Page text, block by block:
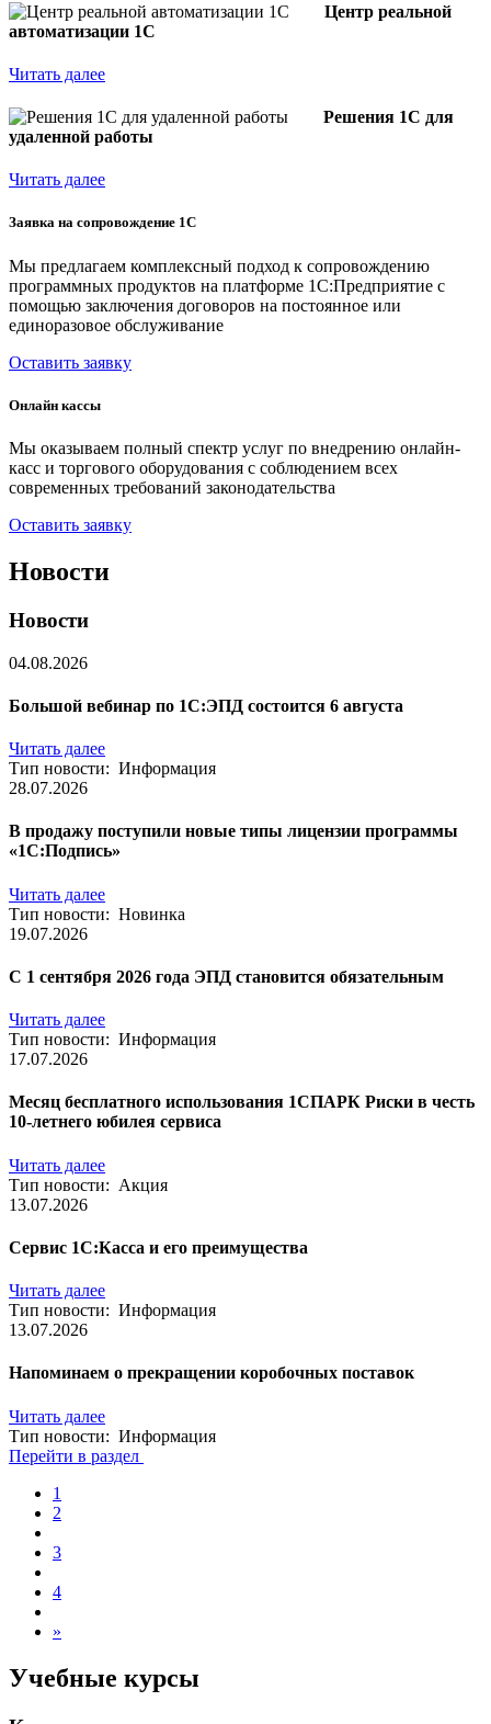
Центр реальной
автоматизации 1С
Читать далее
Решения 1С для
удаленной работы
Читать далее
Заявка на сопровождение 1С
Мы предлагаем комплексный подход к сопровождению
программных продуктов на платформе 1С:Предприятие с
помощью заключения договоров на постоянное или
единоразовое обслуживание
Оставить заявку
Онлайн кассы
Мы оказываем полный спектр услуг по внедрению онлайн-
касс и торгового оборудования с соблюдением всех
современных требований законодательства
Оставить заявку
Новости
Новости
04.08.2026
Большой вебинар по 1С:ЭПД состоится 6 августа
Читать далее
Тип новости: Информация
28.07.2026
В продажу поступили новые типы лицензии программы
«1С:Подпись»
Читать далее
Тип новости: Новинка
19.07.2026
С 1 сентября 2026 года ЭПД становится обязательным
Читать далее
Тип новости: Информация
17.07.2026
Месяц бесплатного использования 1CПАРК Риски в честь
10-летнего юбилея сервиса
Читать далее
Тип новости: Акция
13.07.2026
Сервис 1С:Касса и его преимущества
Читать далее
Тип новости: Информация
13.07.2026
Напоминаем о прекращении коробочных поставок
Читать далее
Тип новости: Информация
Перейти в раздел
1
2
3
4
»
Учебные курсы